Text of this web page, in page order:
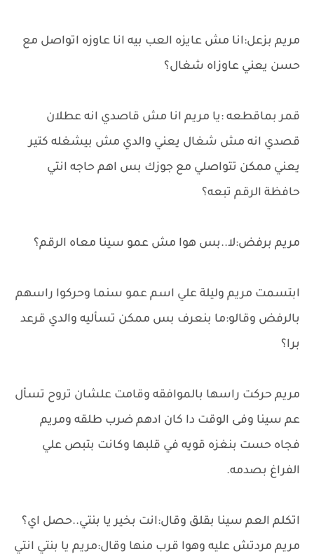
مريم بزعل:انا مش عايزه العب بيه انا عاوزه اتواصل مع
حسن يعني عاوزاه شغال؟
قمر بماقطعه :يا مريم انا مش قاصدي انه عطلان
قصدي انه مش شغال يعني والدي مش بيشغله كتير
يعني ممكن تتواصلي مع جوزك بس اهم حاجه انتي
حافظة الرقم تبعه؟
مريم برفض:لا..بس هوا مش عمو سينا معاه الرقم؟
ابتسمت مريم وليلة علي اسم عمو سنما وحركوا راسهم
بالرفض وقالو:ما بنعرف بس ممكن تسأليه والدي قرعد
برا؟
مريم حركت راسها بالموافقه وقامت علشان تروح تسأل
عم سينا وفى الوقت دا كان ادهم ضرب طلقه ومريم
فجاه حست بنغزه قويه في قلبها وكانت بتبص علي
الفراغ بصدمه.
اتكلم العم سينا بقلق وقال:انت بخير يا بنتي..حصل اي؟
مريم مردتش عليه وهوا قرب منها وقال:مريم يا بنتي انتي